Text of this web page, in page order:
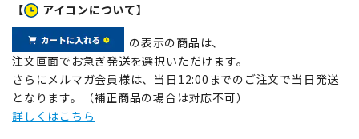
【 アイコンについて】
の表示の商品は、
注文画面でお急ぎ発送を選択いただけます。
さらにメルマガ会員様は、当日12:00までのご注文で当日発送
となります。（補正商品の場合は対応不可）
詳しくはこちら